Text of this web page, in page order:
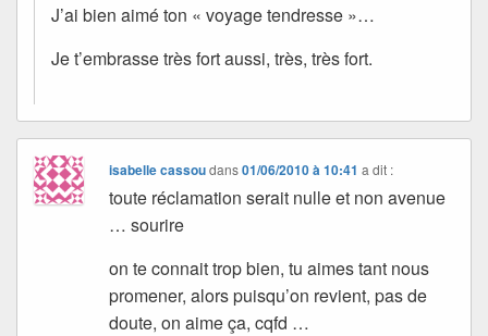
J’ai bien aimé ton « voyage tendresse »…
Je t’embrasse très fort aussi, très, très fort.
isabelle cassoudans01/06/2010 à 10:41 a dit :
toute réclamation serait nulle et non avenue
… sourire
on te connait trop bien, tu aimes tant nous
promener, alors puisqu’on revient, pas de
doute, on aime ça, cqfd …